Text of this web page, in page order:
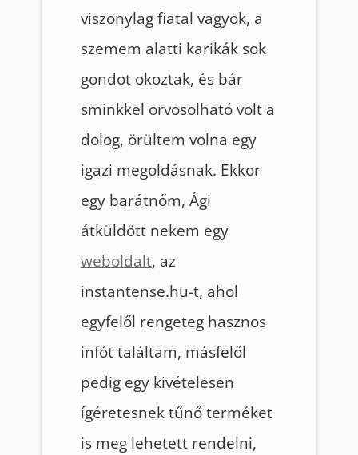
viszonylag fiatal vagyok, a
szemem alatti karikák sok
gondot okoztak, és bár
sminkkel orvosolható volt a
dolog, örültem volna egy
igazi megoldásnak. Ekkor
egy barátnőm, Ági
átküldött nekem egy
weboldalt, az
instantense.hu-t, ahol
egyfelől rengeteg hasznos
infót találtam, másfelől
pedig egy kivételesen
ígéretesnek tűnő terméket
is meg lehetett rendelni,